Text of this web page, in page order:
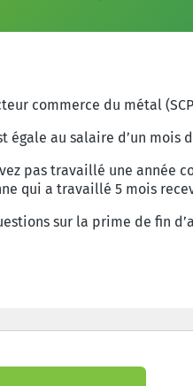
commerce du métal
égale au salaire d’un
pas travaillé une année
qui a travaillé 5 mois
sur la prime de fin